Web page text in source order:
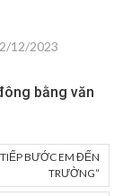
12/2023
bằng văn
BƯỚC EM ĐẾN
TRƯỜNG”